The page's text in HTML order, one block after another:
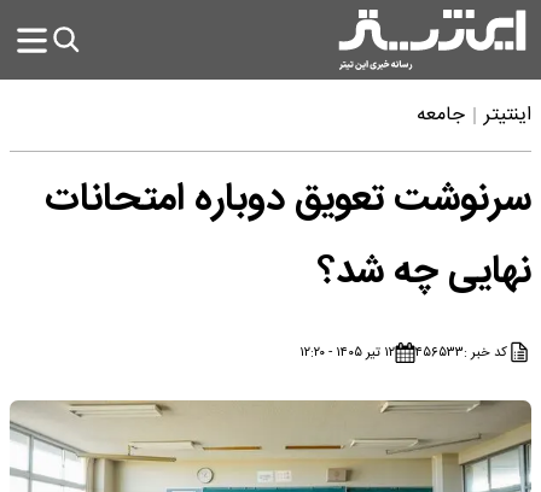
اینتیتر جامعه
سرنوشت تعویق دوباره امتحانات
نهایی چه شد؟
کد خبر :۴۵۶۵۳۳ ۱۲ تیر ۱۴۰۵ - ۱۲:۲۰